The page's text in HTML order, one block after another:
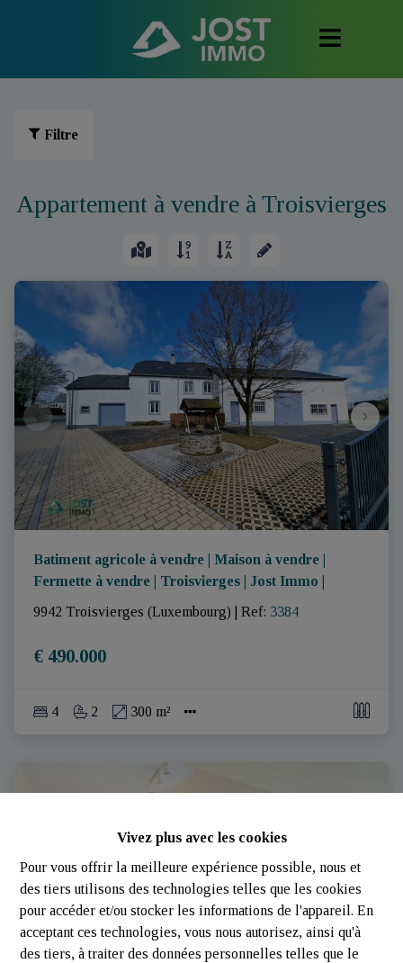
Vivez plus avec les cookies
Pour vous offrir la meilleure expérience possible, nous et
des tiers utilisons des technologies telles que les cookies
pour accéder et/ou stocker les informations de l'appareil. En
acceptant ces technologies, vous nous autorisez, ainsi qu'à
des tiers, à traiter des données personnelles telles que le
Filtre
Appartement à vendre à Troisvierges
Batiment agricole à vendre | Maison à vendre |
Fermette à vendre | Troisvierges | Jost Immo |
9942 Troisvierges (Luxembourg)
Ref: 3384
€ 490.000
4 2 300 m²